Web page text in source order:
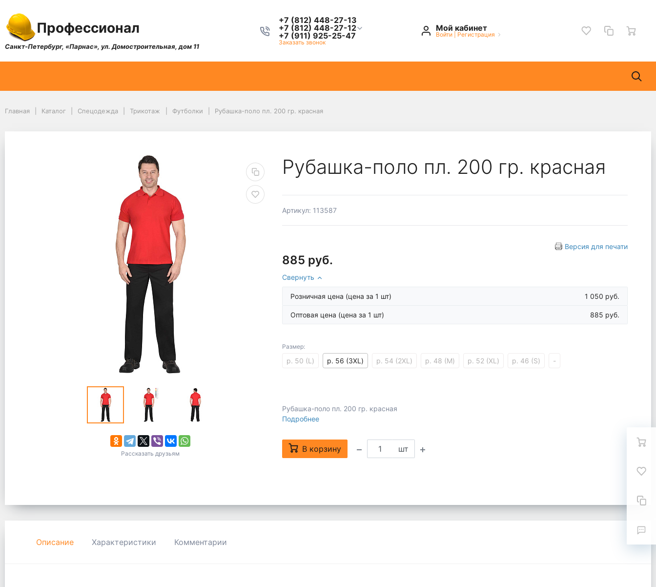
Профессионал
Санкт-Петербург, «Парнас», ул. Домостроительная, дом 11
+7 (812) 448-27-13
+7 (812) 448-27-12
+7 (911) 925-25-47
Заказать звонок
Мой кабинет
Войти Регистрация
Главная Каталог Спецодежда Трикотаж Футболки Рубашка-поло пл. 200 гр. красная
Рассказать друзьям
Рубашка-поло пл. 200 гр. красная
Артикул: 113587
Версия для печати
885 руб.
Свернуть
Розничная цена (цена за 1 шт) 1 050 руб.
Оптовая цена (цена за 1 шт) 885 руб.
Размер:
р. 50 (L) р. 56 (3XL) р. 54 (2XL) р. 48 (M) р. 52 (XL) р. 46 (S) -
Рубашка-поло пл. 200 гр. красная
Подробнее
В корзину шт
Описание Характеристики Комментарии